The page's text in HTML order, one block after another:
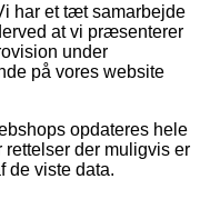
har et tæt samarbejde
at vi præsenterer
under
på vores website
opdateres hele
rettelser der muligvis er
de viste data.